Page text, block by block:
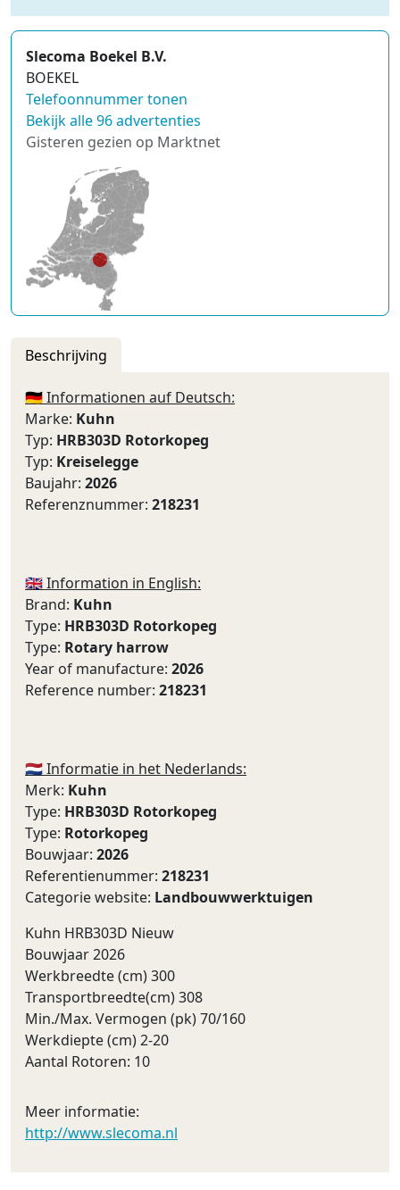
Slecoma Boekel B.V.
BOEKEL
Telefoonnummer tonen
Bekijk alle 96 advertenties
Gisteren gezien op Marktnet
Beschrijving
🇩🇪 Informationen auf Deutsch:
Marke: Kuhn
Typ: HRB303D Rotorkopeg
Typ: Kreiselegge
Baujahr: 2026
Referenznummer: 218231
🇬🇧 Information in English:
Brand: Kuhn
Type: HRB303D Rotorkopeg
Type: Rotary harrow
Year of manufacture: 2026
Reference number: 218231
🇳🇱 Informatie in het Nederlands:
Merk: Kuhn
Type: HRB303D Rotorkopeg
Type: Rotorkopeg
Bouwjaar: 2026
Referentienummer: 218231
Categorie website: Landbouwwerktuigen
Kuhn HRB303D Nieuw
Bouwjaar 2026
Werkbreedte (cm) 300
Transportbreedte(cm) 308
Min./Max. Vermogen (pk) 70/160
Werkdiepte (cm) 2-20
Aantal Rotoren: 10
Meer informatie:
http://www.slecoma.nl